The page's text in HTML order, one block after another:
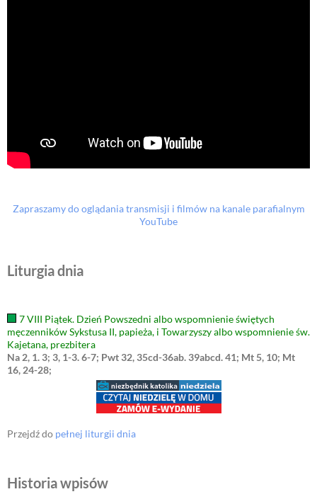
Zapraszamy do oglądania transmisji i filmów na kanale parafialnym
YouTube
Liturgia dnia
7 VIII Piątek. Dzień Powszedni albo wspomnienie świętych
męczenników Sykstusa II, papieża, i Towarzyszy albo wspomnienie św.
Kajetana, prezbitera
Na 2, 1. 3; 3, 1-3. 6-7; Pwt 32, 35cd-36ab. 39abcd. 41; Mt 5, 10; Mt
16, 24-28;
Przejdź do pełnej liturgii dnia
Historia wpisów